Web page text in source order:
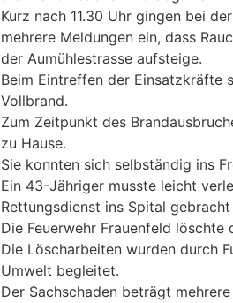
Kurz nach 11.30 Uhr gingen bei
mehrere Meldungen ein, dass
der Aumühlestrasse aufsteige.
Beim Eintreffen der Einsatzkräfte
Vollbrand.
Zum Zeitpunkt des
zu Hause.
Sie konnten sich selbständig ins
Ein 43-Jähriger musste leicht
Rettungsdienst ins Spital
Die Feuerwehr Frauenfeld löschte
Die Löscharbeiten wurden durch
Umwelt begleitet.
Der Sachschaden beträgt